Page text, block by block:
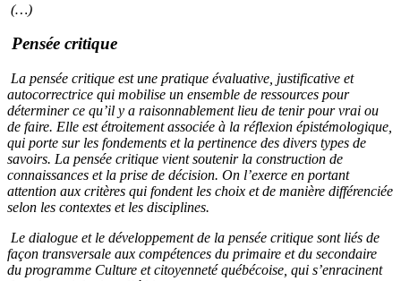
(…)
Pensée critique
La pensée critique est une pratique évaluative, justificative et
autocorrectrice qui mobilise un ensemble de ressources pour
déterminer ce qu’il y a raisonnablement lieu de tenir pour vrai ou
de faire. Elle est étroitement associée à la réflexion épistémologique,
qui porte sur les fondements et la pertinence des divers types de
savoirs. La pensée critique vient soutenir la construction de
connaissances et la prise de décision. On l’exerce en portant
attention aux critères qui fondent les choix et de manière différenciée
selon les contextes et les disciplines.
Le dialogue et le développement de la pensée critique sont liés de
façon transversale aux compétences du primaire et du secondaire
du programme Culture et citoyenneté québécoise, qui s’enracinent